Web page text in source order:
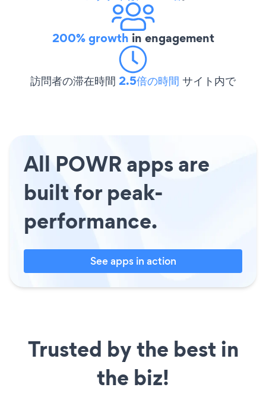
200% growth in engagement
訪問者の滞在時間 2.5倍の時間 サイト内で
All POWR apps are
built for peak-
performance.
See apps in action
Trusted by the best in
the biz!